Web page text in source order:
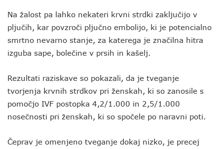
Na žalost pa lahko nekateri krvni strdki zaključijo v
pljučih, kar povzroči pljučno embolijo, ki je potencialno
smrtno nevarno stanje, za katerega je značilna hitra
izguba sape, bolečine v prsih in kašelj.
Rezultati raziskave so pokazali, da je tveganje
tvorjenja krvnih strdkov pri ženskah, ki so zanosile s
pomočjo IVF postopka 4,2/1.000 in 2,5/1.000
nosečnosti pri ženskah, ki so spočele po naravni poti.
Čeprav je omenjeno tveganje dokaj nizko, je precej